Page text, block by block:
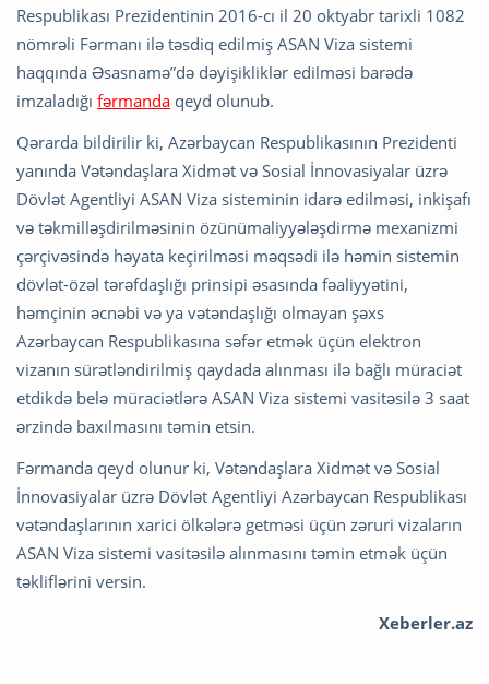
Respublikası Prezidentinin 2016-cı il 20 oktyabr tarixli 1082
nömrəli Fərmanı ilə təsdiq edilmiş ASAN Viza sistemi
haqqında Əsasnamə”də dəyişikliklər edilməsi barədə
imzaladığı fərmanda qeyd olunub.
Qərarda bildirilir ki, Azərbaycan Respublikasının Prezidenti
yanında Vətəndaşlara Xidmət və Sosial İnnovasiyalar üzrə
Dövlət Agentliyi ASAN Viza sisteminin idarə edilməsi, inkişafı
və təkmilləşdirilməsinin özünümaliyyələşdirmə mexanizmi
çərçivəsində həyata keçirilməsi məqsədi ilə həmin sistemin
dövlət-özəl tərəfdaşlığı prinsipi əsasında fəaliyyətini,
həmçinin əcnəbi və ya vətəndaşlığı olmayan şəxs
Azərbaycan Respublikasına səfər etmək üçün elektron
vizanın sürətləndirilmiş qaydada alınması ilə bağlı müraciət
etdikdə belə müraciətlərə ASAN Viza sistemi vasitəsilə 3 saat
ərzində baxılmasını təmin etsin.
Fərmanda qeyd olunur ki, Vətəndaşlara Xidmət və Sosial
İnnovasiyalar üzrə Dövlət Agentliyi Azərbaycan Respublikası
vətəndaşlarının xarici ölkələrə getməsi üçün zəruri vizaların
ASAN Viza sistemi vasitəsilə alınmasını təmin etmək üçün
təkliflərini versin.
Xeberler.az